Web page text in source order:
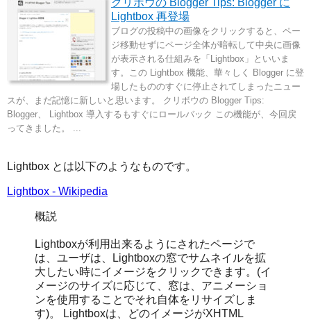
クリボウの Blogger Tips: Blogger に
Lightbox 再登場
ブログの投稿中の画像をクリックすると、ペー
ジ移動せずにページ全体が暗転して中央に画像
が表示される仕組みを「Lightbox」といいま
す。この Lightbox 機能、華々しく Blogger に登
場したもののすぐに停止されてしまったニュー
スが、まだ記憶に新しいと思います。 クリボウの Blogger Tips:
Blogger、 Lightbox 導入するもすぐにロールバック この機能が、今回戻
ってきました。 ...
Lightbox とは以下のようなものです。
Lightbox - Wikipedia
概説
Lightboxが利用出来るようにされたページで
は、ユーザは、Lightboxの窓でサムネイルを拡
大したい時にイメージをクリックできます。(イ
メージのサイズに応じて、窓は、アニメーショ
ンを使用することでそれ自体をリサイズしま
す)。 Lightboxは、どのイメージがXHTML